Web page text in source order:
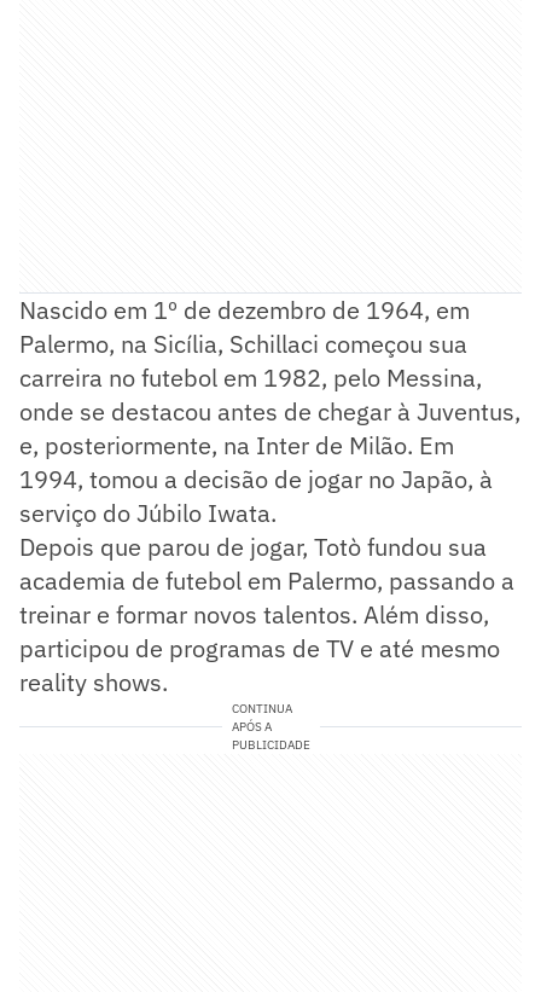
Nascido em 1º de dezembro de 1964, em
Palermo, na Sicília, Schillaci começou sua
carreira no futebol em 1982, pelo Messina,
onde se destacou antes de chegar à Juventus,
e, posteriormente, na Inter de Milão. Em
1994, tomou a decisão de jogar no Japão, à
serviço do Júbilo Iwata.
Depois que parou de jogar, Totò fundou sua
academia de futebol em Palermo, passando a
treinar e formar novos talentos. Além disso,
participou de programas de TV e até mesmo
reality shows.
CONTINUA
APÓS A
PUBLICIDADE